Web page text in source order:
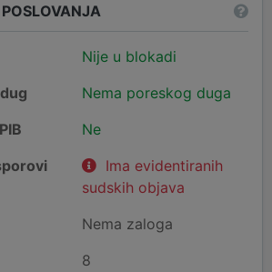
Nije u blokadi
Nema poreskog duga
Ne
Ima evidentiranih
sudskih objava
Nema zaloga
8